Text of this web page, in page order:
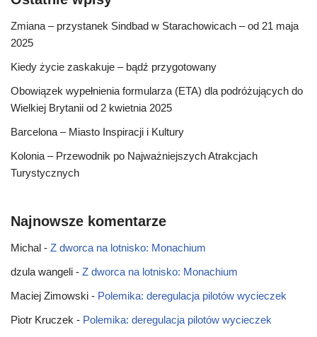
Zmiana – przystanek Sindbad w Starachowicach – od 21 maja
2025
Kiedy życie zaskakuje – bądź przygotowany
Obowiązek wypełnienia formularza (ETA) dla podróżujących do
Wielkiej Brytanii od 2 kwietnia 2025
Barcelona – Miasto Inspiracji i Kultury
Kolonia – Przewodnik po Najważniejszych Atrakcjach
Turystycznych
Najnowsze komentarze
Michal - Z dworca na lotnisko: Monachium
dzula wangeli - Z dworca na lotnisko: Monachium
Maciej Zimowski - Polemika: deregulacja pilotów wycieczek
Piotr Kruczek - Polemika: deregulacja pilotów wycieczek